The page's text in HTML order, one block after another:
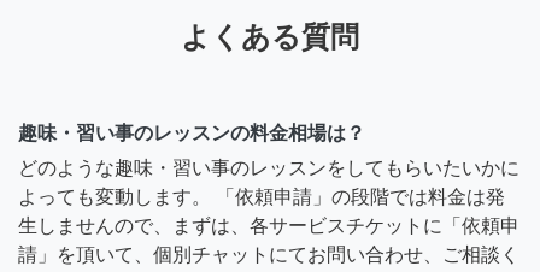
よくある質問
趣味・習い事のレッスンの料金相場は？
どのような趣味・習い事のレッスンをしてもらいたいかに
よっても変動します。 「依頼申請」の段階では料金は発
生しませんので、まずは、各サービスチケットに「依頼申
請」を頂いて、個別チャットにてお問い合わせ、ご相談く